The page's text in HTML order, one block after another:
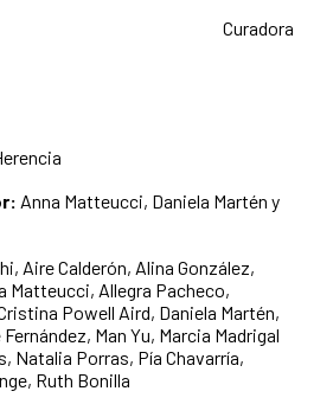
Curadora
Anna Matteucci, Daniela Martén y
Aire Calderón, Alina González,
Matteucci, Allegra Pacheco,
Powell Aird, Daniela Martén,
Man Yu, Marcia Madrigal
Natalia Porras, Pía Chavarría,
Ruth Bonilla